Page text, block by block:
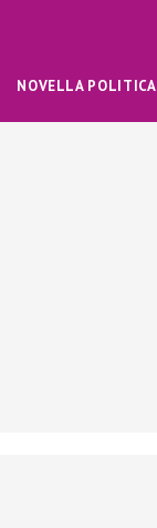
NOVELLA POLITICA